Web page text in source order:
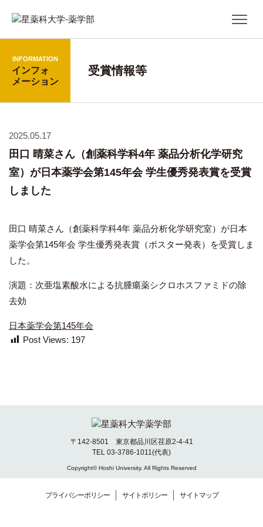
INFORMATION
インフォ
メーション
受賞情報等
2025.05.17
田口 晴菜さん（創薬科学科4年 薬品分析化学研究
室）が日本薬学会第145年会 学生優秀発表賞を受賞
しました
田口 晴菜さん（創薬科学科4年 薬品分析化学研究室）が日本
薬学会第145年会 学生優秀発表賞（ポスター発表）を受賞しま
した。
演題：次亜塩素酸水による抗腫瘍薬シクロホスファミドの除
去効
日本薬学会第145年会
Post Views: 197
〒142-8501 東京都品川区荏原2-4-41
TEL 03-3786-1011(代表)
Copyright© Hoshi University. All Rights Reserved
プライバシーポリシー サイトポリシー サイトマップ